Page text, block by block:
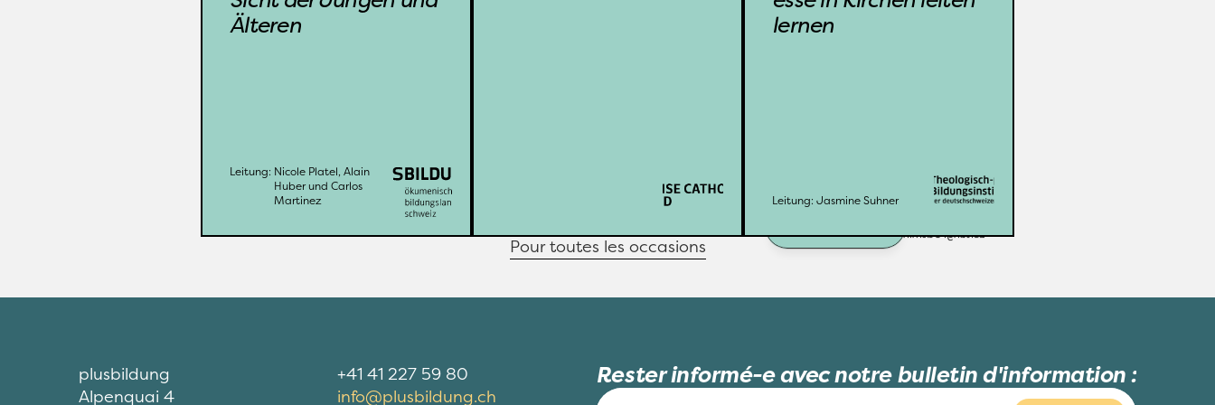
und Alain Huber (Direktor
Pro Senectute), Künstler
Carlos Martinez
Älteren
Leitung: Nicole Platel, Alain
Huber und Carlos
Martinez
Kontext. Wie können sich
Mitarbeitende in Seelsorge,
inspirieren?
Leitung:
Jasmine Suhner
lernen
Leitung: Jasmine Suhner
Pour toutes les occasions
plusbildung
Alpenquai 4
+41 41 227 59 80
info@plusbildung.ch
Rester informé-e avec notre bulletin d'information :